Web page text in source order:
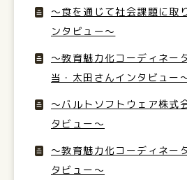
〜食を通じて社会課題に取
ンタビュー〜
〜教育魅力化コーディネー
当・太田さんインタビュー
〜バルトソフトウェア株式
タビュー〜
〜教育魅力化コーディネー
タビュー〜